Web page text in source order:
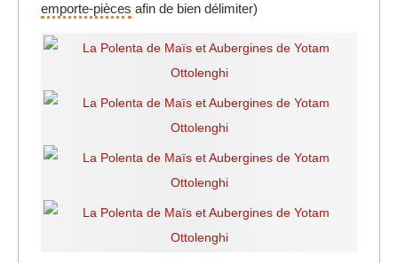
emporte-pièces afin de bien délimiter)